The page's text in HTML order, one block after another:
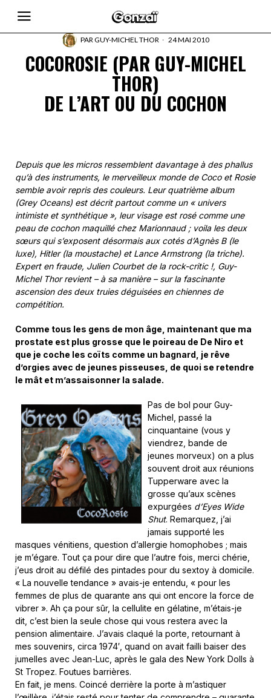
PARGUY-MICHEL THOR 24 MAI 2010
COCOROSIE (PAR GUY-MICHEL
THOR)
DE L’ART OU DU COCHON
Depuis que les micros ressemblent davantage à des phallus
qu’à des instruments, le merveilleux monde de Coco et Rosie
semble avoir repris des couleurs. Leur quatrième album
(Grey Oceans) est décrit partout comme un « univers
intimiste et synthétique », leur visage est rosé comme une
peau de cochon maquillé chez Marionnaud ; voila les deux
sœurs qui s’exposent désormais aux cotés d’Agnès B (le
luxe), Hitler (la moustache) et Lance Armstrong (la triche).
Expert en fraude, Julien Courbet de la rock-critic !, Guy-
Michel Thor revient – à sa manière – sur la fascinante
ascension des deux truies déguisées en chiennes de
compétition.
Comme tous les gens de mon âge, maintenant que ma
prostate est plus grosse que le poireau de De Niro et
que je coche les coïts comme un bagnard, je rêve
d’orgies avec de jeunes pisseuses, de quoi se retendre
le mât et m’assaisonner la salade.
Pas de bol pour Guy-
Michel, passé la
cinquantaine (vous y
viendrez, bande de
jeunes morveux) on a plus
souvent droit aux réunions
Tupperware avec la
grosse qu’aux scènes
expurgées d’Eyes Wide
Shut. Remarquez, j’ai
jamais supporté les
masques vénitiens, question d’allergie homophobes ; mais
je m’égare. Tout ça pour dire que l’autre fois, merci chérie,
j’eus droit au défilé des pintades pour du sextoy à domicile.
« La nouvelle tendance » avais-je entendu, « pour les
femmes de plus de quarante ans qui ont encore la force de
vibrer ». Ah ça pour sûr, la cellulite en gélatine, m’étais-je
dit, c’est bien la seule chose qui vous restera avec la
pension alimentaire. J’avais claqué la porte, retournant à
mes souvenirs, circa 1974′, quand on avait failli baiser des
jumelles avec Jean-Luc, après le gala des New York Dolls à
St Tropez. Foutues barrières.
En fait, je mens. Coincé derrière la porte à m’astiquer